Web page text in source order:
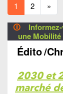
1 2 »
🛈
une
Édito/
2030 et
marché